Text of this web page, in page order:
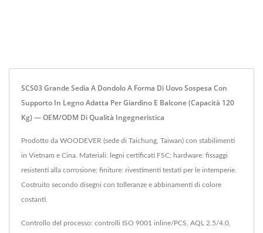
SCS03 Grande Sedia A Dondolo A Forma Di Uovo Sospesa Con
Supporto In Legno Adatta Per Giardino E Balcone (Capacità 120
Kg) — OEM/ODM Di Qualità Ingegneristica
Prodotto da WOODEVER (sede di Taichung, Taiwan) con stabilimenti
in Vietnam e Cina. Materiali: legni certificati FSC; hardware: fissaggi
resistenti alla corrosione; finiture: rivestimenti testati per le intemperie.
Costruito secondo disegni con tolleranze e abbinamenti di colore
costanti.
Controllo del processo: controlli ISO 9001 inline/PCS, AQL 2.5/4.0,